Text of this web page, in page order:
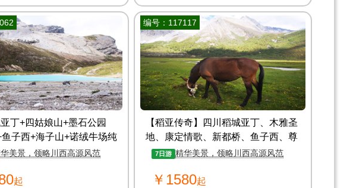
丁+四姑娘山+墨石公园
子西+海子山+诺绒牛场纯
19人精品小团）
美景，领略川西高源风范
起
编号：117117
【稻亚传奇】四川稻城亚丁、木雅圣
地、康定情歌、新都桥、鱼子西、尊
胜白塔、诺绒牛场双动7日游
7日游 精华美景，领略川西高源风范
￥1580起